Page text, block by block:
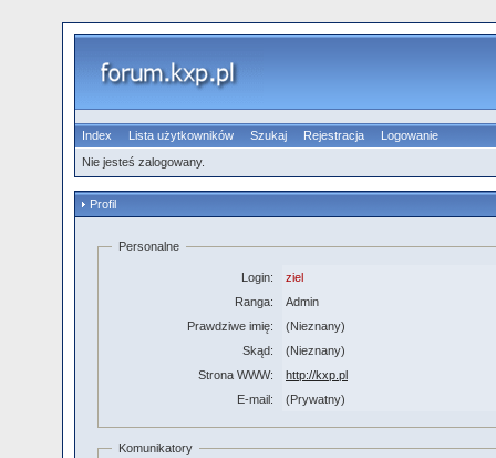
Index Lista użytkowników Szukaj Rejestracja
Logowanie
Nie jesteś zalogowany.
Profil
Personalne
Login:
ziel
Ranga:
Admin
Prawdziwe imię:
(Nieznany)
Skąd:
(Nieznany)
Strona WWW:
http://kxp.pl
E-mail:
(Prywatny)
Komunikatory